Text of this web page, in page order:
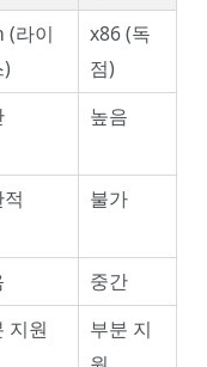
(라이
x86 (독
점)
높음
불가
중간
지원
부분 지